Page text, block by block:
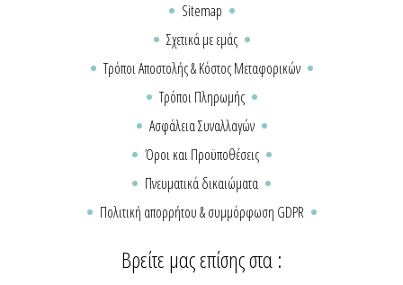
Sitemap
Σχετικά με εμάς
Τρόποι Αποστολής & Κόστος Μεταφορικών
Τρόποι Πληρωμής
Ασφάλεια Συναλλαγών
Όροι και Προϋποθέσεις
Πνευματικά δικαιώματα
Πολιτική απορρήτου & συμμόρφωση GDPR
Βρείτε μας επίσης στα :